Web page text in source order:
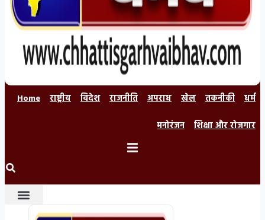
Home राष्ट्रीय विदेश राजनीति अपराध खेल तकनीकी
धर्म
मनोरंजन
शिक्षा और रोजगार